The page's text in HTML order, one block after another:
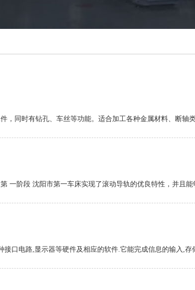
，同时有钻孔、车丝等功能。适合加工各种金属材料、断轴
一阶段 沈阳市第一车床实现了滚动导轨的优良特性，并且
口电路,显示器等硬件及相应的软件.它能完成信息的输入,